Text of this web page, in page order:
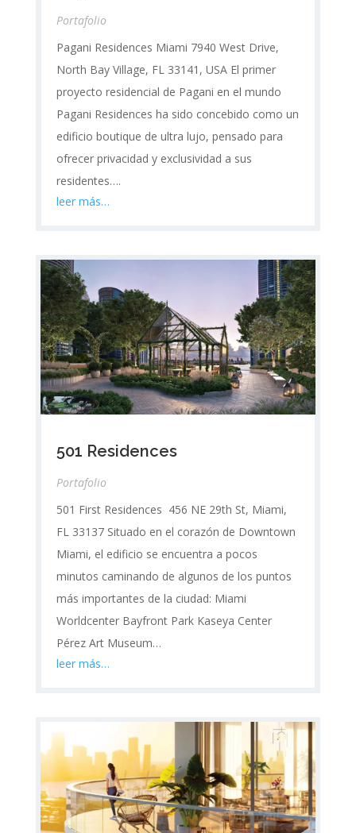
Portafolio
Pagani Residences Miami 7940 West Drive,
North Bay Village, FL 33141, USA El primer
proyecto residencial de Pagani en el mundo
Pagani Residences ha sido concebido como un
edificio boutique de ultra lujo, pensado para
ofrecer privacidad y exclusividad a sus
residentes….
leer más…
501 Residences
Portafolio
501 First Residences 456 NE 29th St, Miami,
FL 33137 Situado en el corazón de Downtown
Miami, el edificio se encuentra a pocos
minutos caminando de algunos de los puntos
más importantes de la ciudad: Miami
Worldcenter Bayfront Park Kaseya Center
Pérez Art Museum…
leer más…